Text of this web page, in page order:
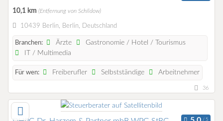
10,1 km (Entfernung von Schildow)
10439 Berlin, Berlin, Deutschland
Branchen: Ärzte
Gastronomie / Hotel / Tourismus
IT / Multimedia
Für wen: Freiberufler Selbstständige Arbeitnehmer
36